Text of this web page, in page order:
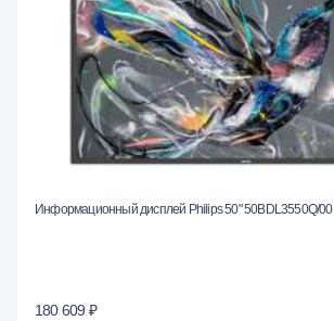
Информационный дисплей Philips 50" 50BDL3550Q/00
180 609 ₽